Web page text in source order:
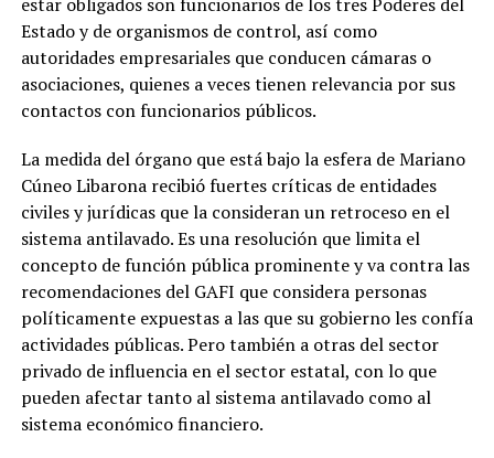
Estado y de organismos de control, así como
autoridades empresariales que conducen cámaras o
asociaciones, quienes a veces tienen relevancia por sus
contactos con funcionarios públicos.
La medida del órgano que está bajo la esfera de Mariano
Cúneo Libarona recibió fuertes críticas de entidades
civiles y jurídicas que la consideran un retroceso en el
sistema antilavado. Es una resolución que limita el
concepto de función pública prominente y va contra las
recomendaciones del GAFI que considera personas
políticamente expuestas a las que su gobierno les confía
actividades públicas. Pero también a otras del sector
privado de influencia en el sector estatal, con lo que
pueden afectar tanto al sistema antilavado como al
sistema económico financiero.